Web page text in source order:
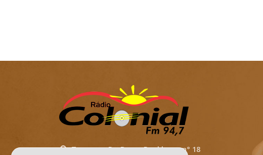
Travessa. Dr. Bruno Dockhorn, n° 18